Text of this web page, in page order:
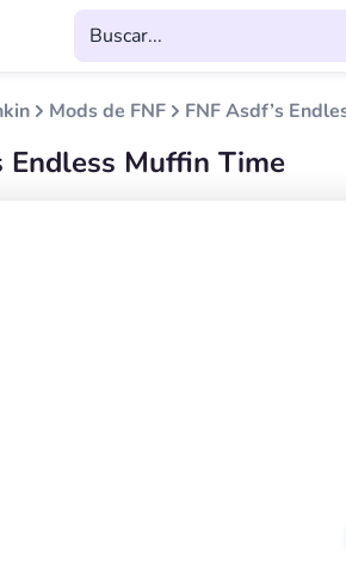
Mods de FNF FNF Asdf’s
Endless Muffin Time